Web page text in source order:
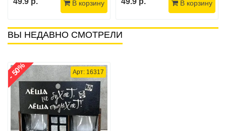
В корзину В корзину
ВЫ НЕДАВНО СМОТРЕЛИ
Арт: 16317
- 50%